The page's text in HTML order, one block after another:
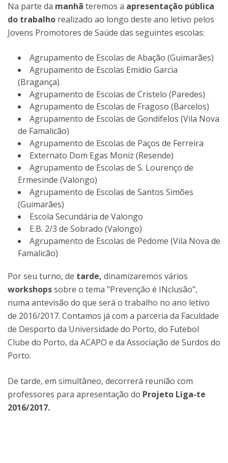
Na parte da manhã teremos a apresentação pública
do trabalho realizado ao longo deste ano letivo pelos
Jovens Promotores de Saúde das seguintes escolas:
Agrupamento de Escolas de Abação (Guimarães)
Agrupamento de Escolas Emídio Garcia
(Bragança)
Agrupamento de Escolas de Cristelo (Paredes)
Agrupamento de Escolas de Fragoso (Barcelos)
Agrupamento de Escolas de Gondifelos (Vila Nova
de Famalicão)
Agrupamento de Escolas de Paços de Ferreira
Externato Dom Egas Moniz (Resende)
Agrupamento de Escolas de S. Lourenço de
Ermesinde (Valongo)
Agrupamento de Escolas de Santos Simões
(Guimarães)
Escola Secundária de Valongo
E.B. 2/3 de Sobrado (Valongo)
Agrupamento de Escolas de Pedome (Vila Nova de
Famalicão)
Por seu turno, de tarde, dinamizaremos vários
workshopssobre o tema "Prevenção é INclusão",
numa antevisão do que será o trabalho no ano letivo
de 2016/2017. Contamos já com a parceria da Faculdade
de Desporto da Universidade do Porto, do Futebol
Clube do Porto, da ACAPO e da Associação de Surdos do
Porto.
De tarde, em simultâneo, decorrerá reunião com
professores para apresentação do Projeto Liga-te
2016/2017.